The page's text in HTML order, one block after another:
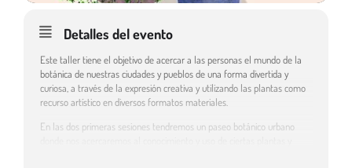
Detalles del evento
Este taller tiene el objetivo de acercar a las personas el mundo de la
botánica de nuestras ciudades y pueblos de una forma divertida y
curiosa, a través de la expresión creativa y utilizando las plantas como
recurso artístico en diversos formatos materiales.
En las dos primeras sesiones tendremos un paseo botánico urbano